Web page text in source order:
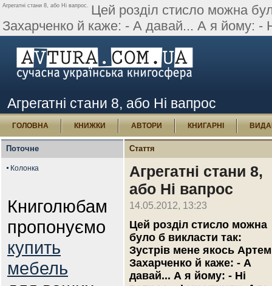
Агрегатні стани 8, або Ні вапрос. Цей розділ стисло можна
Захарченко й каже: - А давай... А я йому: -
Агрегатні стани 8, або Ні вапрос
ГОЛОВНА КНИЖКИ АВТОРИ КНИГАРНІ
Поточне
Колонка
Книголюбам
пропонуємо
купить
мебель
Стаття
Агрегатні стани 8,
або Ні вапрос
14.05.2012, 13:23
Цей розділ стисло можна
було б викласти так:
Зустрів мене якось Артем
Захарченко й каже: - А
давай... А я йому: - Ні